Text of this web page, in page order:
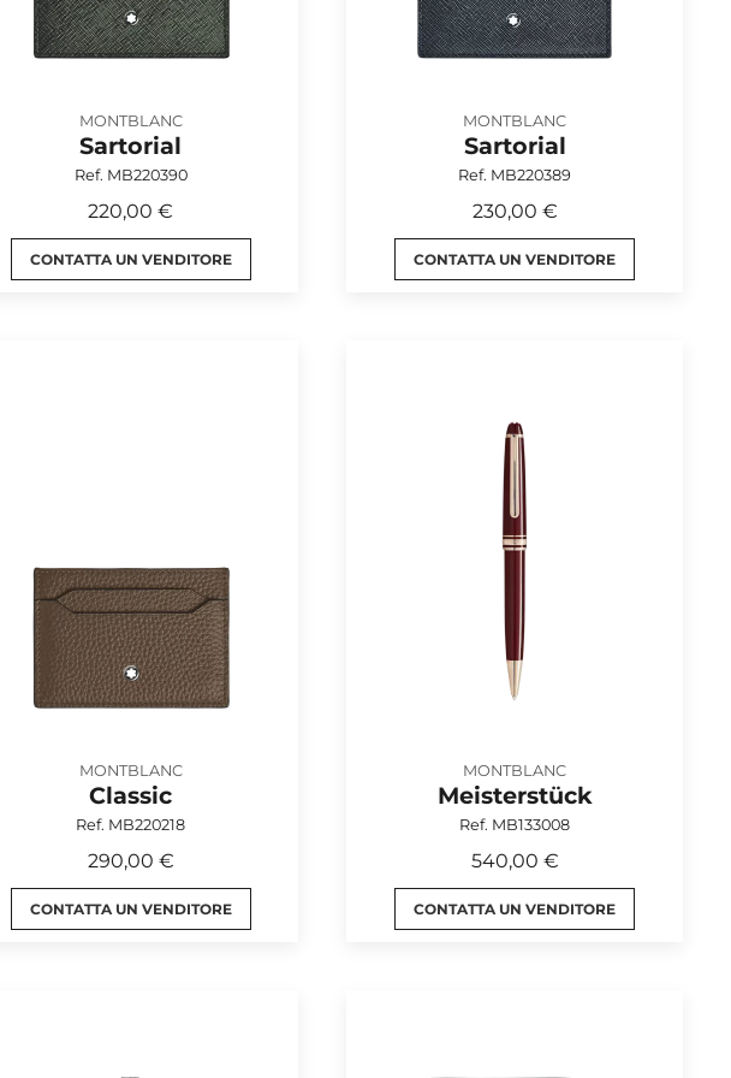
MONTBLANC
Sartorial
Ref. MB220390
220,00 €
CONTATTA UN VENDITORE
MONTBLANC
Sartorial
Ref. MB220389
230,00 €
CONTATTA UN VENDITORE
MONTBLANC
Classic
Ref. MB220218
290,00 €
CONTATTA UN VENDITORE
MONTBLANC
Meisterstück
Ref. MB133008
540,00 €
CONTATTA UN VENDITORE